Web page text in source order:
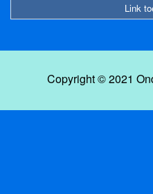
Link
Copyright © 2021